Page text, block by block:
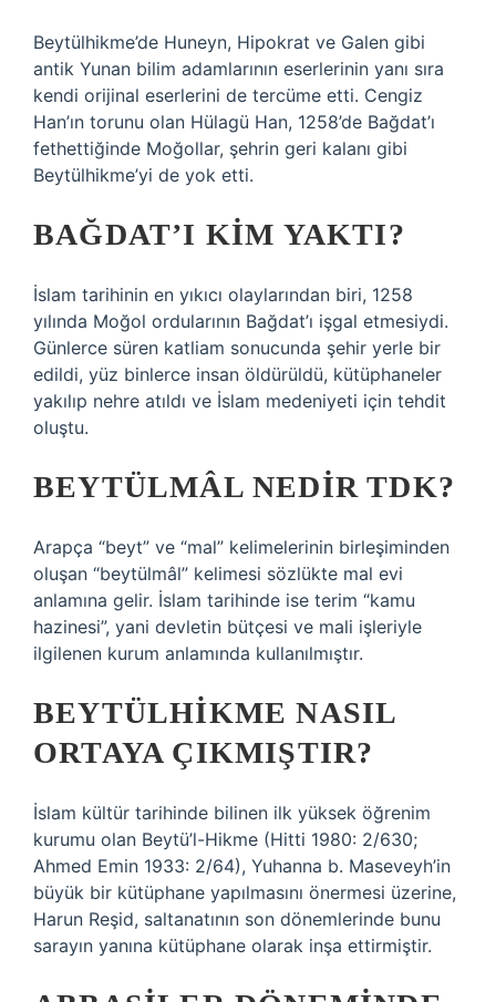
Beytülhikme’de Huneyn, Hipokrat ve Galen gibi
antik Yunan bilim adamlarının eserlerinin yanı sıra
kendi orijinal eserlerini de tercüme etti. Cengiz
Han’ın torunu olan Hülagü Han, 1258’de Bağdat’ı
fethettiğinde Moğollar, şehrin geri kalanı gibi
Beytülhikme’yi de yok etti.
BAĞDAT’I KIM YAKTI?
İslam tarihinin en yıkıcı olaylarından biri, 1258
yılında Moğol ordularının Bağdat’ı işgal etmesiydi.
Günlerce süren katliam sonucunda şehir yerle bir
edildi, yüz binlerce insan öldürüldü, kütüphaneler
yakılıp nehre atıldı ve İslam medeniyeti için tehdit
oluştu.
BEYTÜLMÂL NEDIR TDK?
Arapça “beyt” ve “mal” kelimelerinin birleşiminden
oluşan “beytülmâl” kelimesi sözlükte mal evi
anlamına gelir. İslam tarihinde ise terim “kamu
hazinesi”, yani devletin bütçesi ve mali işleriyle
ilgilenen kurum anlamında kullanılmıştır.
BEYTÜLHIKME NASIL
ORTAYA ÇIKMIŞTIR?
İslam kültür tarihinde bilinen ilk yüksek öğrenim
kurumu olan Beytü’l-Hikme (Hitti 1980: 2/630;
Ahmed Emin 1933: 2/64), Yuhanna b. Maseveyh’in
büyük bir kütüphane yapılmasını önermesi üzerine,
Harun Reşid, saltanatının son dönemlerinde bunu
sarayın yanına kütüphane olarak inşa ettirmiştir.